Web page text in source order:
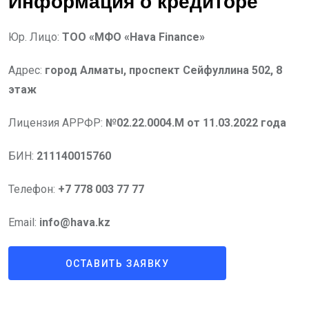
Юр. Лицо: ТОО «МФО «Hava Finance»
Адрес: город Алматы, проспект Сейфуллина 502, 8
этаж
Лицензия АРРФР: №02.22.0004.М от 11.03.2022 года
БИН: 211140015760
Телефон: +7 778 003 77 77
Email: info@hava.kz
ОСТАВИТЬ ЗАЯВКУ